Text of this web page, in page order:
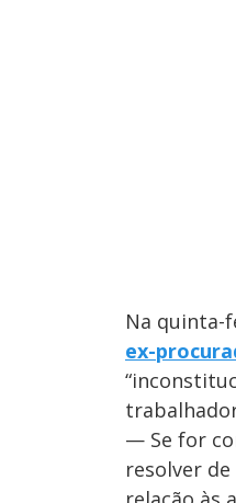
Na quinta-
ex-
— Se for
resolver